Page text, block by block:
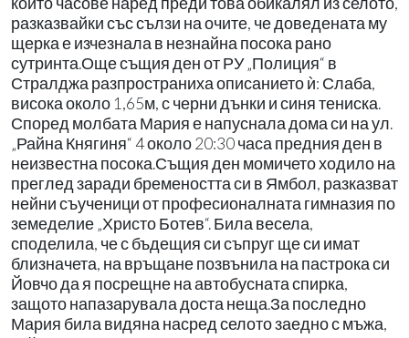
разказвайки със сълзи на очите, че доведената му
щерка е изчезнала в незнайна посока рано
сутринта.Още същия ден от РУ „Полиция“ в
Стралджа разпространиха описанието ѝ: Слаба,
висока около 1,65м, с черни дънки и синя тениска.
Според молбата Мария е напуснала дома си на ул.
„Райна Княгиня“ 4 около 20:30 часа предния ден в
неизвестна посока.Същия ден момичето ходило на
преглед заради бремеността си в Ямбол, разказват
нейни съученици от професионалната гимназия по
земеделие „Христо Ботев“. Била весела,
споделила, че с бъдещия си съпруг ще си имат
близначета, на връщане позвънила на пастрока си
Йовчо да я посрещне на автобусната спирка,
защото напазарувала доста неща.За последно
Мария била видяна насред селото заедно с мъжа,